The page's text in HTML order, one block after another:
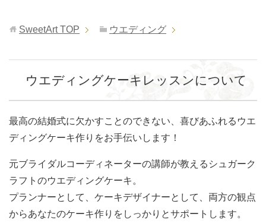
SweetArtTOP ウエディング
ウエディングケーキレッスンについて
最高の結婚式に欠かすことのできない、喜びあふれるウエ
ディングケーキ作りをお手伝いします！
元ブライダルコーディネーターの講師が教えるシュガーク
ラフトのウエディングケーキ。
プランナーとして、ケーキデザイナーとして、両方の観点
からあなたのケーキ作りをしっかりとサポートします。